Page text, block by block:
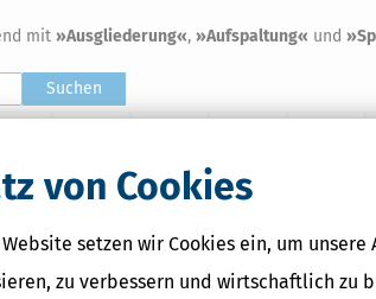
von Cookies
setzen wir Cookies ein, um unsere
zu verbessern und wirtschaftlich zu
mit »Ausgliederung«, »Aufspaltung« und
Suchen
X
Intuitive Bedienung, verständliche